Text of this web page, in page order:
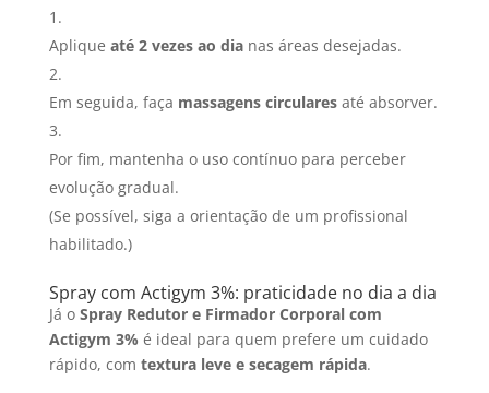
Aplique até 2 vezes ao dianas áreas desejadas.
Em seguida, faça massagens circularesaté absorver.
Por fim, mantenha o uso contínuo para perceber
evolução gradual.
(Se possível, siga a orientação de um profissional
habilitado.)
Spray com Actigym 3%: praticidade no dia a dia
Já o Spray Redutor e Firmador Corporal com
Actigym 3% é ideal para quem prefere um cuidado
rápido, com textura leve e secagem rápida.